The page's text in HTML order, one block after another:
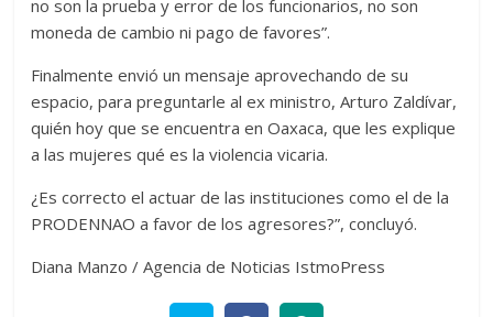
no son la prueba y error de los funcionarios, no son
moneda de cambio ni pago de favores”.
Finalmente envió un mensaje aprovechando de su
espacio, para preguntarle al ex ministro, Arturo Zaldívar,
quién hoy que se encuentra en Oaxaca, que les explique
a las mujeres qué es la violencia vicaria.
¿Es correcto el actuar de las instituciones como el de la
PRODENNAO a favor de los agresores?”, concluyó.
Diana Manzo / Agencia de Noticias IstmoPress